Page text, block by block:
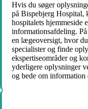
Hvis du søger
på Bispebjerg Hospital,
hospitalets hjemmeside
informationsafdeling.
en lægeoversigt, hvor
specialister og finde
ekspertiseområder og
yderligere oplysninger
og bede om